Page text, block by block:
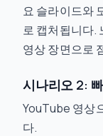
요 슬라이드와
로 캡처됩니다.
영상 장면으로
시나리오 2:
YouTube 영상
다.